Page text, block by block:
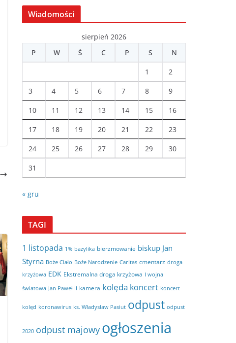
c
w
Wiadomości
sierpień 2026
P
W Ś C P S N
1 2
3 4 5 6 7 8 9
10 11 12 13 14 15 16
17 18 19 20 21 22 23
24 25 26 27 28 29 30
31
« gru
TAGI
1 listopada 1% bazylika bierzmowanie biskup Jan
Styrna Boże Ciało Boże Narodzenie Caritas cmentarz droga
krzyżowa EDK Ekstremalna droga krzyżowa I wojna
światowa Jan Paweł II kamera kolęda koncert koncert
kolęd koronawirus ks. Władysław Pasiut odpust odpust
2020 odpust majowy ogłoszenia